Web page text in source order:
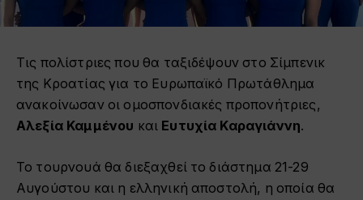
Τις πολίστριες που θα ταξιδέψουν στο Σίμπενικ
της Κροατίας για το Ευρωπαϊκό Πρωτάθλημα
ανακοίνωσαν οι ομοσπονδιακές προπονήτριες,
Αλεξία Καμμένου και Ευτυχία Καραγιάννη.
Το τουρνουά θα διεξαχθεί το διάστημα 21-29
Αυγούστου και η ελληνική αποστολή, η οποία θα